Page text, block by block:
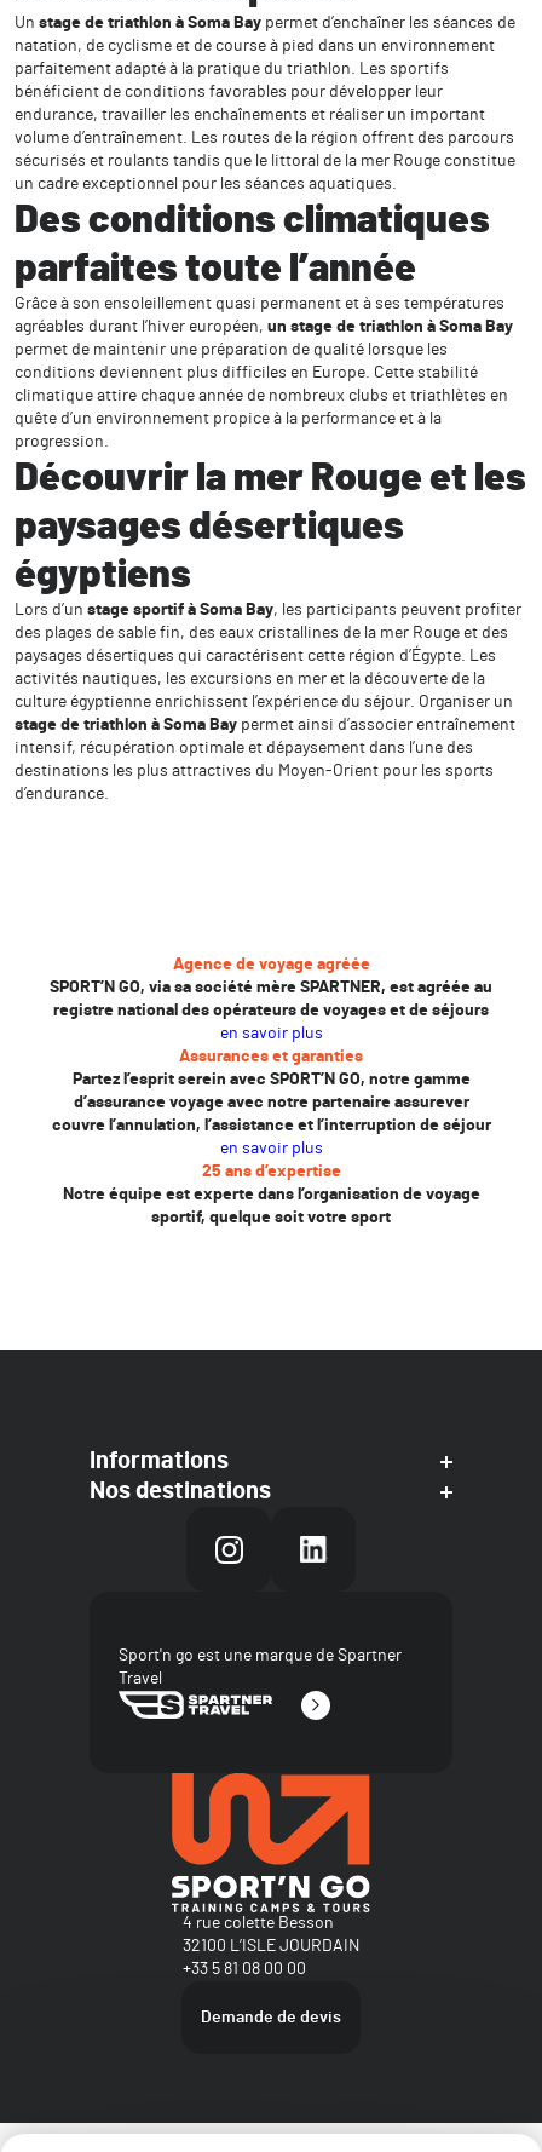
Un stage de triathlon à Soma Bay permet d’enchaîner les séances de
natation, de cyclisme et de course à pied dans un environnement
parfaitement adapté à la pratique du triathlon. Les sportifs
bénéficient de conditions favorables pour développer leur
endurance, travailler les enchaînements et réaliser un important
volume d’entraînement. Les routes de la région offrent des parcours
sécurisés et roulants tandis que le littoral de la mer Rouge constitue
un cadre exceptionnel pour les séances aquatiques.
Des conditions climatiques
parfaites toute l’année
Grâce à son ensoleillement quasi permanent et à ses températures
agréables durant l’hiver européen, un stage de triathlon à Soma Bay
permet de maintenir une préparation de qualité lorsque les
conditions deviennent plus difficiles en Europe. Cette stabilité
climatique attire chaque année de nombreux clubs et triathlètes en
quête d’un environnement propice à la performance et à la
progression.
Découvrir la mer Rouge et les
paysages désertiques
égyptiens
Lors d’un stage sportif à Soma Bay, les participants peuvent profiter
des plages de sable fin, des eaux cristallines de la mer Rouge et des
paysages désertiques qui caractérisent cette région d’Égypte. Les
activités nautiques, les excursions en mer et la découverte de la
culture égyptienne enrichissent l’expérience du séjour. Organiser un
stage de triathlon à Soma Bay permet ainsi d’associer entraînement
intensif, récupération optimale et dépaysement dans l’une des
destinations les plus attractives du Moyen-Orient pour les sports
d’endurance.
Agence de voyage agréée
SPORT’N GO, via sa société mère SPARTNER, est agréée au
registre national des opérateurs de voyages et de séjours
en savoir plus
Assurances et garanties
Partez l’esprit serein avec SPORT’N GO, notre gamme
d’assurance voyage avec notre partenaire assurever
couvre l’annulation, l’assistance et l’interruption de séjour
en savoir plus
25 ans d’expertise
Notre équipe est experte dans l’organisation de voyage
sportif, quelque soit votre sport
4 rue colette Besson
32100 L’ISLE JOURDAIN
+33 5 81 08 00 00
Demande de devis
Informations
Nos destinations
Sport'n go est une marque de Spartner
Travel